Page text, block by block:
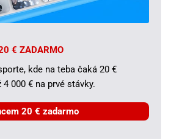
€ ZADARMO
kde na teba čaká 20 €
000 € na prvé stávky.
20 € zadarmo